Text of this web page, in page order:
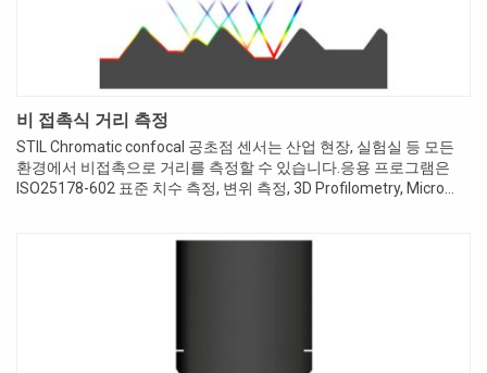
비 접촉식 거리 측정
STIL Chromatic confocal 공초점 센서는 산업 현장, 실험실 등 모든
환경에서 비접촉으로 거리를 측정할 수 있습니다.응용 프로그램은
ISO25178-602 표준 치수 측정, 변위 측정, 3D Profilometry, Micro